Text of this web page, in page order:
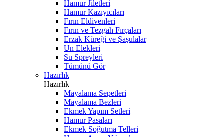
Hamur Jiletleri
Hamur Kazıyıcıları
Fırın Eldivenleri
Fırın ve Tezgah Fırçaları
Erzak Küreği ve Şaşulalar
Un Elekleri
Su Spreyleri
Tümünü Gör
Hazırlık
Hazırlık
Mayalama Sepetleri
Mayalama Bezleri
Ekmek Yapım Setleri
Hamur Pasaları
Ekmek Soğutma Telleri